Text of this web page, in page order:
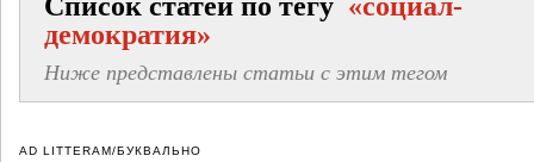
Список статей по тегу «социал-
демократия»
Ниже представлены статьи с этим тегом
AD LITTERAM/БУКВАЛЬНО